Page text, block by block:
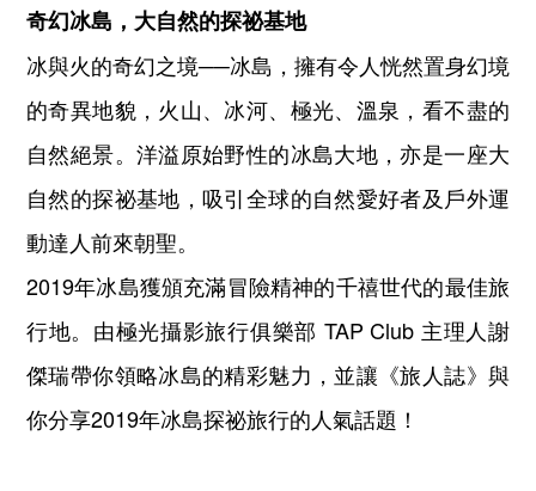
奇幻冰島，大自然的探祕基地
冰與火的奇幻之境──冰島，擁有令人恍然置身幻境
的奇異地貌，火山、冰河、極光、溫泉，看不盡的
自然絕景。洋溢原始野性的冰島大地，亦是一座大
自然的探祕基地，吸引全球的自然愛好者及戶外運
動達人前來朝聖。
2019年冰島獲頒充滿冒險精神的千禧世代的最佳旅
行地。由極光攝影旅行俱樂部 TAP Club 主理人謝
傑瑞帶你領略冰島的精彩魅力，並讓《旅人誌》與
你分享2019年冰島探祕旅行的人氣話題！